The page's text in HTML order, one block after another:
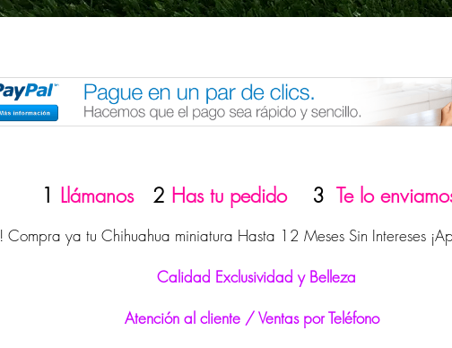
1 Llámanos 2 Has tu pedido3 Te lo
! Compra ya tu Chihuahua miniatura Hasta 12 Meses Sin Intereses
Calidad Exclusividad y Belleza
Atención al cliente / Ventas por Teléfono